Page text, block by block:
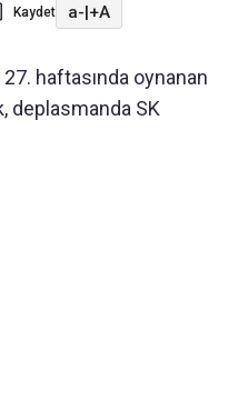
Kaydet a-|+A
haftasında oynanan
deplasmanda SK